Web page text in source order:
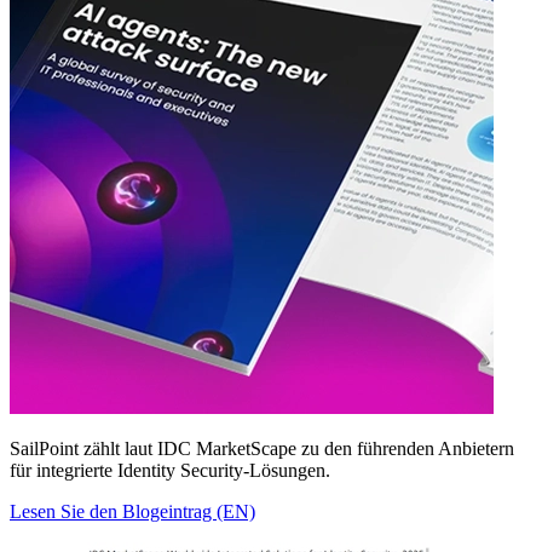
SailPoint zählt laut IDC MarketScape zu den führenden Anbietern
für integrierte Identity Security‑Lösungen.
Lesen Sie den Blogeintrag (EN)